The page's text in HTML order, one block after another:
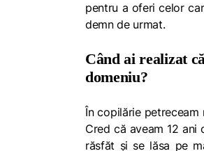
pentru a oferi celor
demn de urmat.
Când ai realizat
domeniu?
În copilărie
Cred că aveam 12
răsfăt și se lăsa pe